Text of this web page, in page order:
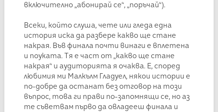
включително „абонирай се“, „поръчай“).
Всеки, който слуша, чете или гледа една
история иска да разбере какво ще стане
накрая. Във финала почти винаги е вплетена
и поуката. Тя е част от „какво ще стане
накрая“ и аудиторията я очаква. Е, според
любимия ми Малкълм Гладуел, някои истории е
по-добре да останат без отговор на този
въпрос, това ги прави по-запомнящи се, но аз
те съветвам първо да овладееш финала и